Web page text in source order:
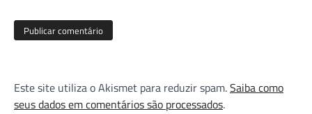
Este site utiliza o Akismet para reduzir spam.Saiba como
seus dados em comentários são processados.